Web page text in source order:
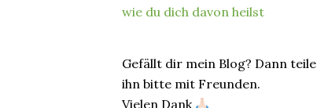
wie du dich davon heilst
Gefällt dir mein Blog? Dann teile
ihn bitte mit Freunden.
Vielen Dank